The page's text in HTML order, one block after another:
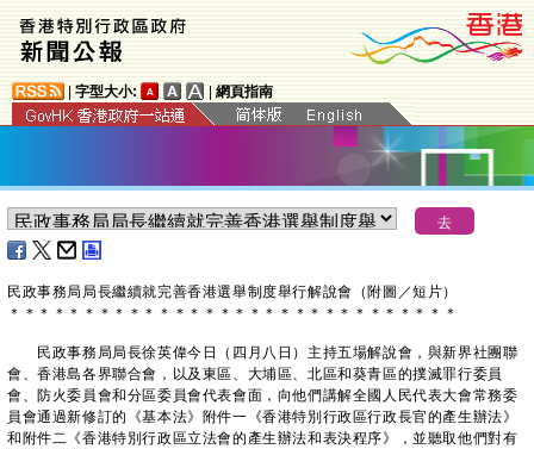
字型大小: 網頁指南
民政事務局局長繼續就完善香港選舉制度舉行解說會（附圖 ／短片）
＊ ＊ ＊ ＊ ＊ ＊ ＊ ＊ ＊ ＊ ＊ ＊ ＊ ＊ ＊ ＊ ＊ ＊ ＊ ＊ ＊ ＊ ＊ ＊ ＊ ＊ ＊ ＊ ＊ ＊
民政事務局局長徐英偉今日（四月八日）主持五場解說會，與新界社團聯
會、香港島各界聯合會，以及東區、大埔區、北區和葵青區的撲滅罪行委員
會、防火委員會和分區委員會代表會面，向他們講解全國人民代表大會常務委
員會通過新修訂的《基本法》附件一《香港特別行政區行政長官的產生辦法》
和附件二《香港特別行政區立法會的產生辦法和表決程序》，並聽取他們對有